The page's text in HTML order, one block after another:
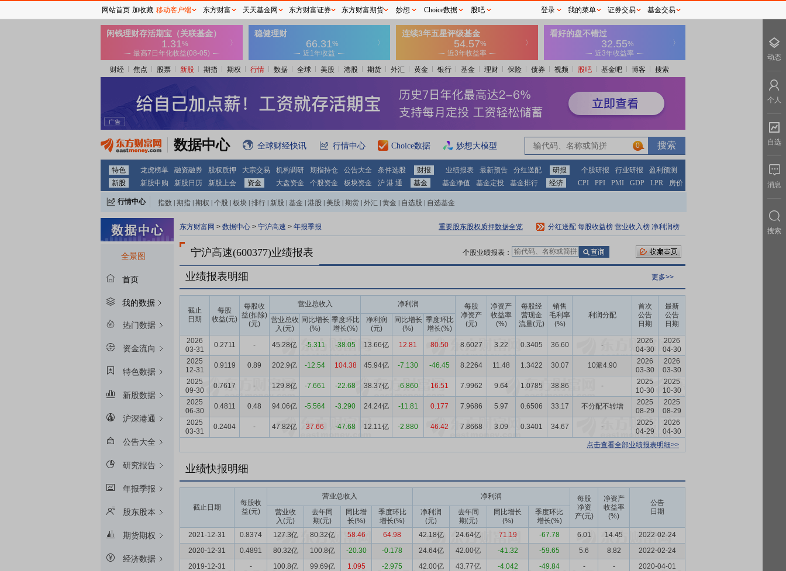
财经 焦点 股票 新股 期指 期权 行情 数据 全球 美股 港股 期货 外汇 黄金 银行 基金 理财 保险 债券 视频 股吧 基金吧 博客 搜索
数据中心 全球财经快讯 行情中心 Choice数据 妙想大模型 0
特色 龙虎榜单 融资融券 股权质押 大宗交易 机构调研 期指持仓 公告大全 条件选股 财报 业绩报表 最新预告 分红送配 研报 个股研报 行业研报
盈利预测
新股
新股申购 新股日历 新股上会 资金 大盘资金 个股资金 板块资金 沪 港 通 基金 基金净值 基金定投 基金排行 经济 CPI PPI PMI GDP LPR 房价
行情中心 指数 期指 期权 个股 板块 排行 新股 基金 港股 美股 期货 外汇 黄金 自选股 自选基金
全景图
首页
我的数据
热门数据
资金流向
特色数据
新股数据
沪深港通
公告大全
研究报告
年报季报
股东股本
期货期权
经济数据
东方财富网 > 数据中心 > 宁沪高速 > 年报季报 重要股东股权质押数据全览 分红送配 每股收益榜 营业收入榜 净利润榜
宁沪高速(600377)业绩报表 个股业绩报表：
业绩报表明细 更多>>
截止
日期
每股
收益(元)
每股收
益(扣除)
(元)
营业总收入 净利润
每股
净资产
(元)
净资产
收益率
(%)
每股经
营现金
流量(元)
销售
毛利率
(%)
利润分配
首次
公告
日期
最新
公告
日期
营业总收
入(元)
同比增长
(%)
季度环比
增长(%)
净利润
(元)
同比增长
(%)
季度环比
增长(%)
2026
03-31
0.2711 - 45.28亿 -5.311 -38.05 13.66亿 12.81 80.50 8.6027 3.22 0.3405 36.60 -
2026
04-30
2026
04-30
2025
12-31
0.9119 0.89 202.9亿 -12.54 104.38 45.94亿 -7.130 -46.45 8.2264 11.48 1.3422 30.07 10派4.90
2026
03-30
2026
03-30
2025
09-30
0.7617 - 129.8亿 -7.661 -22.68 38.37亿 -6.860 16.51 7.9962 9.64 1.0785 38.86 -
2025
10-30
2025
10-30
2025
06-30
0.4811 0.48 94.06亿 -5.564 -3.290 24.24亿 -11.81 0.177 7.9686 5.97 0.6506 33.17 不分配不转增
2025
08-29
2025
08-29
2025
03-31
0.2404 - 47.82亿 37.66 -47.68 12.11亿 -2.880 46.42 7.8668 3.09 0.3401 34.67 -
2025
04-29
2026
04-30
点击查看全部业绩报表明细>>
业绩快报明细
截止日期
每股收
益(元)
营业总收入 净利润
每股
净资
产(元)
净资产
收益率
(%)
公告
日期
营业收
入(元)
去年同
期(元)
同比增
长(%)
季度环比
增长(%)
净利润
(元)
去年同
期(元)
同比增长
(%)
季度环比
增长(%)
2021-12-31
0.8374 127.3亿 80.32亿 58.46 64.98 42.18亿 24.64亿 71.19 -67.78 6.01 14.45
2022-02-24
2020-12-31
0.4891 80.32亿 100.8亿 -20.30 -0.178 24.64亿 42.00亿 -41.32 -59.65 5.6 8.82
2022-02-24
2019-12-31
- 100.8亿 99.69亿 1.095 -2.975 42.00亿 43.77亿 -4.042 -49.84 - -
2020-04-01
网站首页 加收藏 移动客户端 东方财富 天天基金网 东方财富证券 东方财富期货 妙想 Choice数据 股吧 登录 我的菜单 证券交易 基金交易
动态
个人
自选
消息
搜索